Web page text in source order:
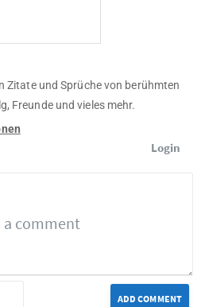
Zitate und Sprüche von berühmten
Freunde und vieles mehr.
Login
ADD COMMENT